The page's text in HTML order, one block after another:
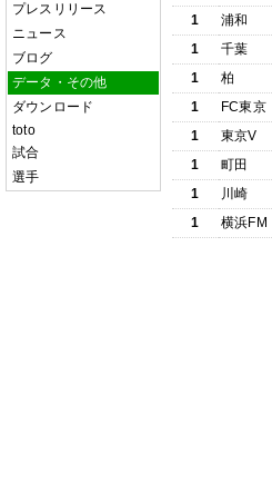
プレスリリース
ニュース
ブログ
データ・その他
ダウンロード
toto
試合
選手
1
浦和
1
千葉
1
柏
1
FC東京
1
東京V
1
町田
1
川崎
1
横浜FM